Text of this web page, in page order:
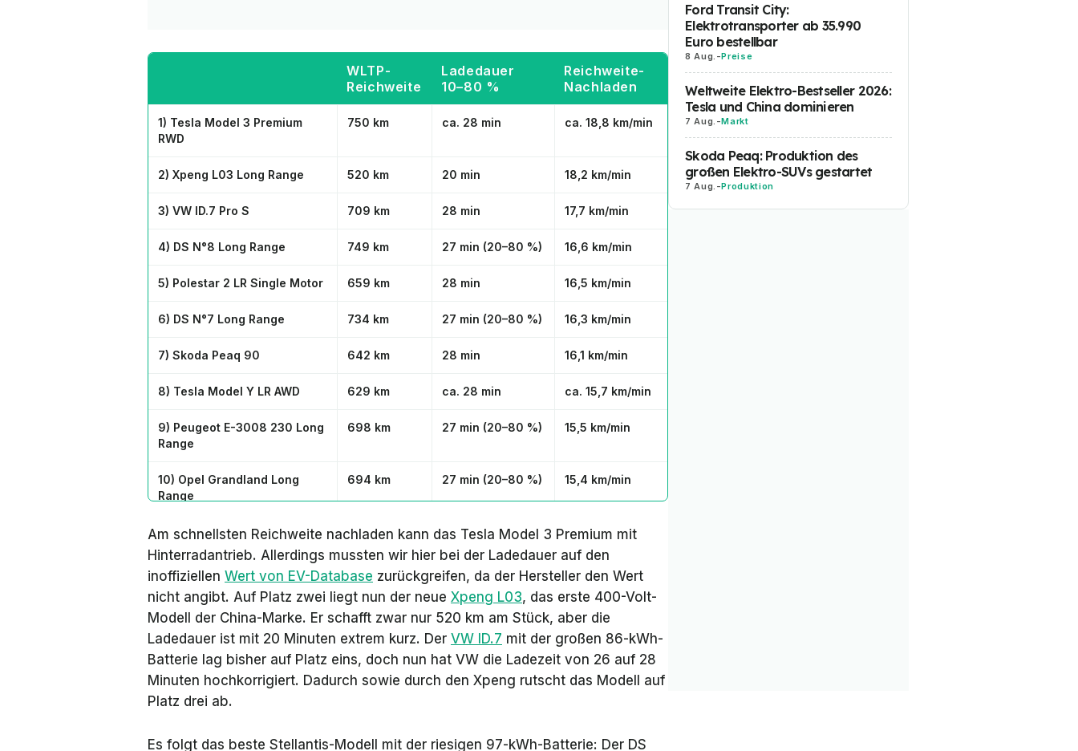
WLTP-
Reichweite
Ladedauer
10–80 %
Reichweite-
Nachladen
1) Tesla Model 3 Premium
RWD
750 km ca. 28 min ca. 18,8 km/min
2) Xpeng L03 Long Range 520 km 20 min 18,2 km/min
3) VW ID.7 Pro S 709 km 28 min 17,7 km/min
4) DS N°8 Long Range 749 km 27 min (20–80 %) 16,6 km/min
5) Polestar 2 LR Single Motor 659 km 28 min 16,5 km/min
6) DS N°7 Long Range 734 km 27 min (20–80 %) 16,3 km/min
7) Skoda Peaq 90 642 km 28 min 16,1 km/min
8) Tesla Model Y LR AWD 629 km ca. 28 min ca. 15,7 km/min
9) Peugeot E-3008 230 Long
Range
698 km 27 min (20–80 %) 15,5 km/min
10) Opel Grandland Long
Range
694 km 27 min (20–80 %) 15,4 km/min
Am schnellsten Reichweite nachladen kann das Tesla Model 3 Premium mit
Hinterradantrieb. Allerdings mussten wir hier bei der Ladedauer auf den
inoffiziellen Wert von EV-Database zurückgreifen, da der Hersteller den Wert
nicht angibt. Auf Platz zwei liegt nun der neue Xpeng L03, das erste 400-Volt-
Modell der China-Marke. Er schafft zwar nur 520 km am Stück, aber die
Ladedauer ist mit 20 Minuten extrem kurz. Der VW ID.7 mit der großen 86-kWh-
Batterie lag bisher auf Platz eins, doch nun hat VW die Ladezeit von 26 auf 28
Minuten hochkorrigiert. Dadurch sowie durch den Xpeng rutscht das Modell auf
Platz drei ab.
Es folgt das beste Stellantis-Modell mit der riesigen 97-kWh-Batterie: Der DS
Ford Transit City:
Elektrotransporter ab 35.990
Euro bestellbar
8 Aug. -Preise
Weltweite Elektro-Bestseller 2026:
Tesla und China dominieren
7 Aug. -Markt
Skoda Peaq: Produktion des
großen Elektro-SUVs gestartet
7 Aug. -Produktion